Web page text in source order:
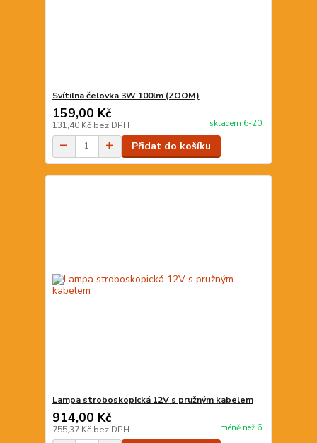
Svítilna čelovka 3W 100lm (ZOOM)
159,00 Kč
131,40 Kč bez DPH skladem 6-20
Přidat do košíku
Lampa stroboskopická 12V s pružným kabelem
914,00 Kč
755,37 Kč bez DPH méně než 6